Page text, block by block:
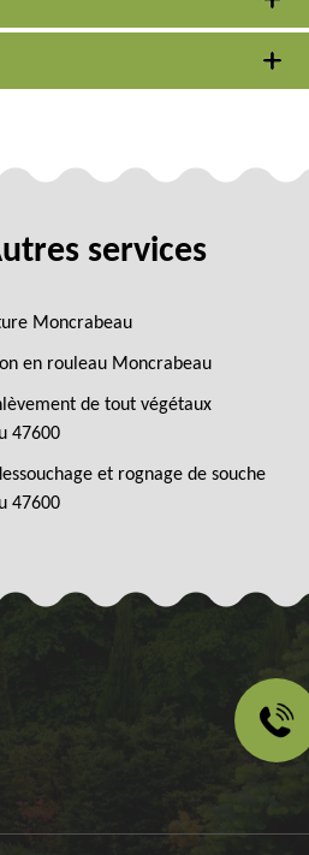
services
Moncrabeau
en rouleau Moncrabeau
de tout végétaux
47600
et rognage de souche
47600